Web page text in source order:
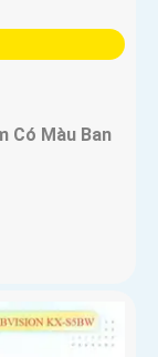
Có Màu Ban